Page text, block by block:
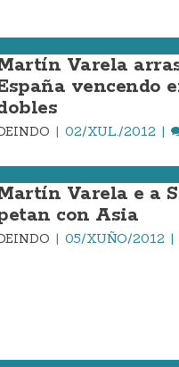
Varela
vencendo
02/XUL./2012
Varela e a
con Asia
05/XUÑO/2012